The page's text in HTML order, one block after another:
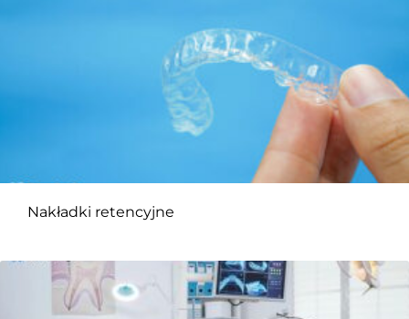
Nakładki retencyjne